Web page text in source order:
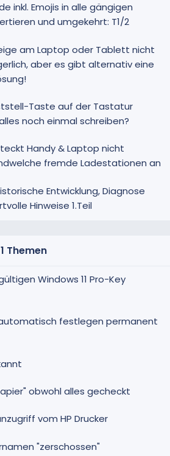
inkl. Emojis in alle gängigen
und umgekehrt: T1/2
am Laptop oder Tablett nicht
aber es gibt alternativ eine
Taste auf der Tastatur
noch einmal schreiben?
Handy & Laptop nicht
fremde Ladestationen an
Entwicklung, Diagnose
Hinweise 1.Teil
Themen
Windows 11 Pro-Key
festlegen permanent
obwohl alles gecheckt
vom HP Drucker
"zerschossen"